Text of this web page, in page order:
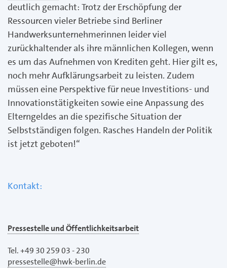
deutlich gemacht: Trotz der Erschöpfung der
Ressourcen vieler Betriebe sind Berliner
Handwerksunternehmerinnen leider viel
zurückhaltender als ihre männlichen Kollegen, wenn
es um das Aufnehmen von Krediten geht. Hier gilt es,
noch mehr Aufklärungsarbeit zu leisten. Zudem
müssen eine Perspektive für neue Investitions- und
Innovationstätigkeiten sowie eine Anpassung des
Elterngeldes an die spezifische Situation der
Selbstständigen folgen. Rasches Handeln der Politik
ist jetzt geboten!“
Kontakt:
Pressestelle und Öffentlichkeitsarbeit
Tel. +49 30 259 03 - 230
pressestelle@hwk-berlin.de